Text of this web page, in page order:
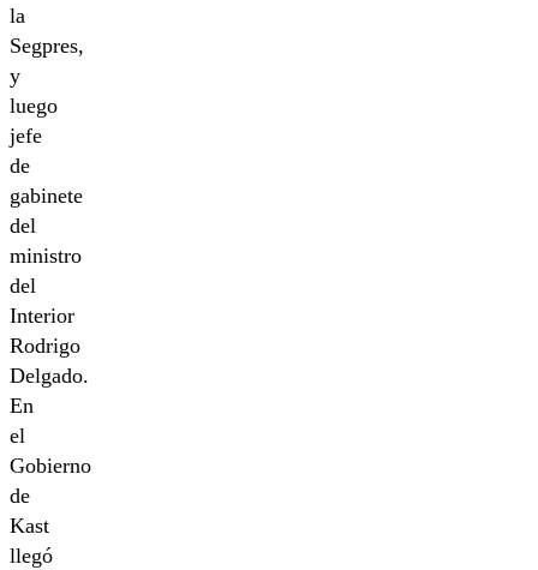
la
Segpres,
y
luego
jefe
de
gabinete
del
ministro
del
Interior
Rodrigo
Delgado.
En
el
Gobierno
de
Kast
llegó